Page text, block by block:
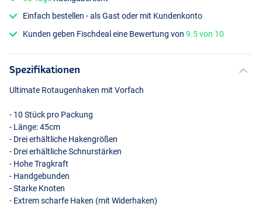
Einfach bestellen - als Gast oder mit Kundenkonto
Kunden geben Fischdeal eine Bewertung von9.5 von 10
Spezifikationen
Ultimate Rotaugenhaken mit Vorfach
- 10 Stück pro Packung
- Länge: 45cm
- Drei erhältliche Hakengrößen
- Drei erhältliche Schnurstärken
- Hohe Tragkraft
- Handgebunden
- Starke Knoten
- Extrem scharfe Haken (mit Widerhaken)